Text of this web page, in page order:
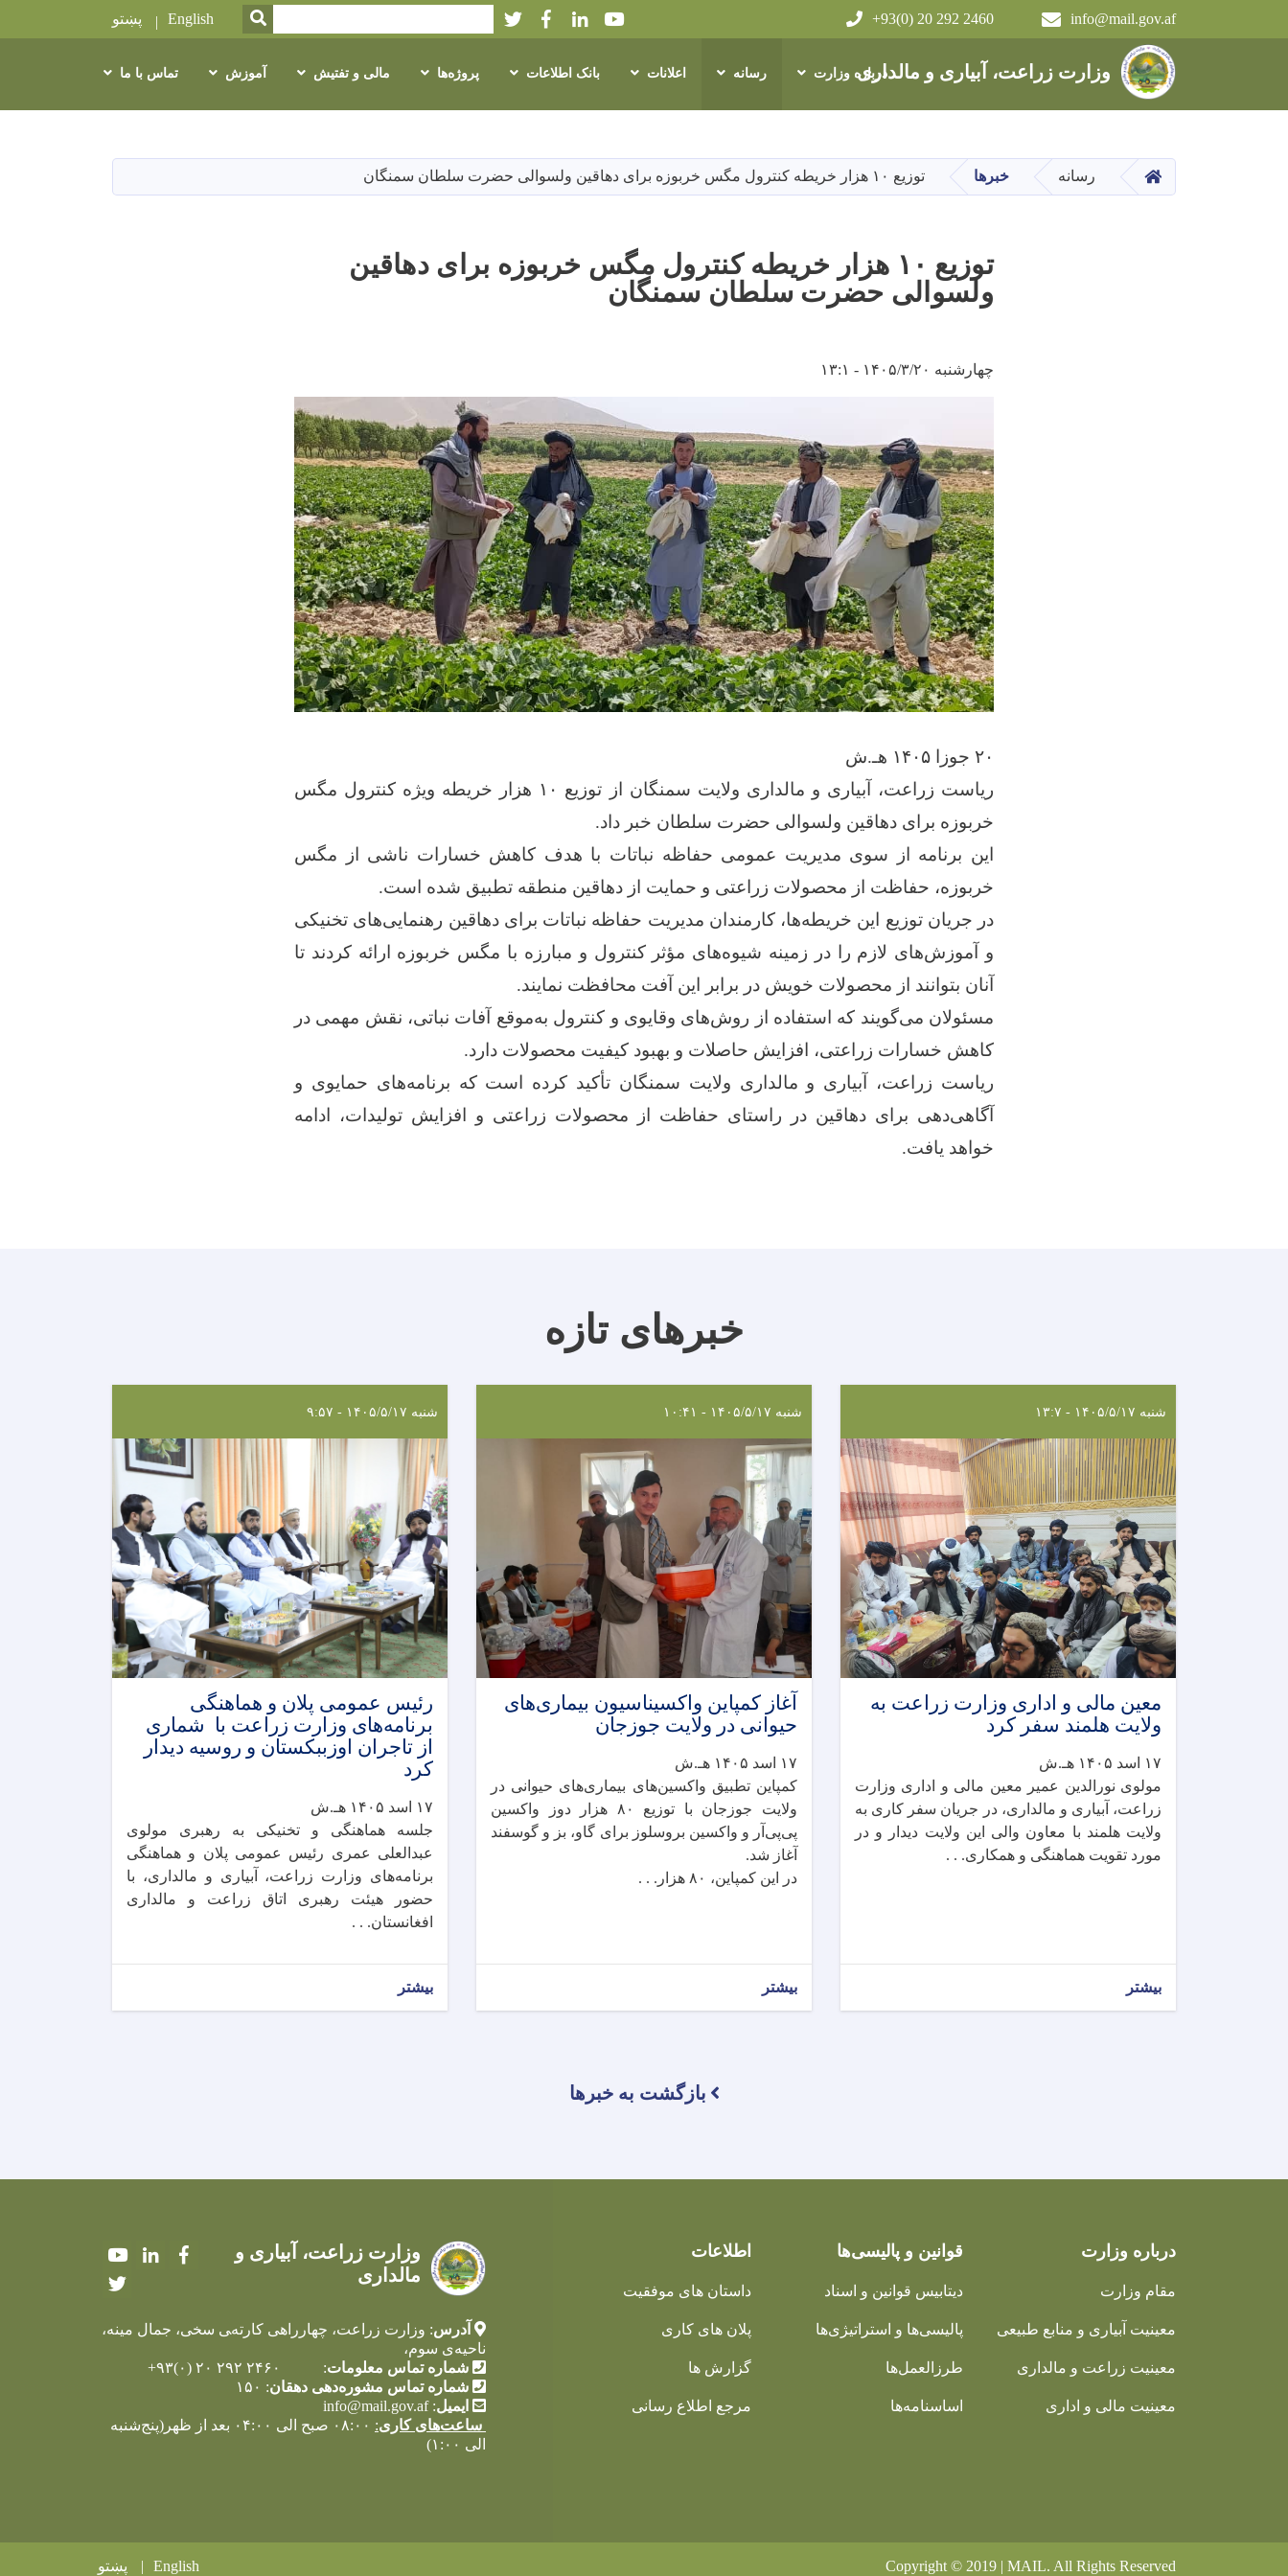
main
content
وزارت زراعت، آبیاری و مالداری
info@mail.gov.af
+93(0) 20 292 2460
Youtube
LinkedIn
Facebook
Twitter
Search
SEARCH
English پښتو
Main navigation
درباره وزارت رسانه اعلانات بانک اطلاعات پروژه‌ها مالی و تفتیش آموزش تماس با ما
HOME رسانه خبرها توزیع ۱۰ هزار خریطه کنترول مگس خربوزه برای دهاقین ولسوالی حضرت سلطان سمنگان
توزیع ۱۰ هزار خریطه کنترول مگس خربوزه برای دهاقین
ولسوالی حضرت سلطان سمنگان
چهارشنبه ۱۴۰۵/۳/۲۰ - ۱۳:۱
۲۰ جوزا ۱۴۰۵ هـ.ش
ریاست زراعت، آبیاری و مالداری ولایت سمنگان از توزیع ۱۰ هزار خریطه ویژه کنترول مگس
خربوزه برای دهاقین ولسوالی حضرت سلطان خبر داد.
این برنامه از سوی مدیریت عمومی حفاظه نباتات با هدف کاهش خسارات ناشی از مگس
خربوزه، حفاظت از محصولات زراعتی و حمایت از دهاقین منطقه تطبیق شده است.
در جریان توزیع این خریطه‌ها، کارمندان مدیریت حفاظه نباتات برای دهاقین رهنمایی‌های تخنیکی
و آموزش‌های لازم را در زمینه شیوه‌های مؤثر کنترول و مبارزه با مگس خربوزه ارائه کردند تا
آنان بتوانند از محصولات خویش در برابر این آفت محافظت نمایند.
مسئولان می‌گویند که استفاده از روش‌های وقایوی و کنترول به‌موقع آفات نباتی، نقش مهمی در
کاهش خسارات زراعتی، افزایش حاصلات و بهبود کیفیت محصولات دارد.
ریاست زراعت، آبیاری و مالداری ولایت سمنگان تأکید کرده است که برنامه‌های حمایوی و
آگاهی‌دهی برای دهاقین در راستای حفاظت از محصولات زراعتی و افزایش تولیدات، ادامه
خواهد یافت.
خبرهای تازه
شنبه ۱۴۰۵/۵/۱۷ - ۱۳:۷
معین مالی و اداری وزارت زراعت به
ولایت هلمند سفر کرد
۱۷ اسد ۱۴۰۵ هـ.ش
مولوی نورالدین عمیر معین مالی و اداری وزارت
زراعت، آبیاری و مالداری، در جریان سفر کاری به
ولایت هلمند با معاون والی این ولایت دیدار و در
مورد تقویت هماهنگی و همکاری. . .
بیشتر
شنبه ۱۴۰۵/۵/۱۷ - ۱۰:۴۱
آغاز کمپاین واکسیناسیون بیماری‌های
حیوانی در ولایت جوزجان
۱۷ اسد ۱۴۰۵ هـ.ش
کمپاین تطبیق واکسین‌های بیماری‌های حیوانی در
ولایت جوزجان با توزیع ۸۰ هزار دوز واکسین
پی‌پی‌آر و واکسین بروسلوز برای گاو، بز و گوسفند
آغاز شد.
در این کمپاین، ۸۰ هزار. . .
بیشتر
شنبه ۱۴۰۵/۵/۱۷ - ۹:۵۷
رئیس عمومی پلان و هماهنگی
برنامه‌های وزارت زراعت با شماری
از تاجران اوزببکستان و روسیه دیدار
کرد
۱۷ اسد ۱۴۰۵ هـ.ش
جلسه هماهنگی و تخنیکی به رهبری مولوی
عبدالعلی عمری رئیس عمومی پلان و هماهنگی
برنامه‌های وزارت زراعت، آبیاری و مالداری، با
حضور هیئت رهبری اتاق زراعت و مالداری
افغانستان. . .
بیشتر
بازگشت به خبرها
درباره وزارت
مقام وزارت
معینیت آبیاری و منابع طبیعی
معینیت زراعت و مالداری
معینیت مالی و اداری
قوانین و پالیسی‌ها
دیتابیس قوانین و اسناد
پالیسی‌ها و استراتیژی‌ها
طرزالعمل‌ها
اساسنامه‌ها
اطلاعات
داستان های موفقیت
پلان های کاری
گزارش ها
مرجع اطلاع رسانی
وزارت زراعت، آبیاری و
مالداری
YoutubeLinkedInFacebook
آدرس: وزارت زراعت، چهارراهی کارته‌‍ی سخی، جمال مینه،
ناحیه‌ی سوم،
شماره تماس معلومات: ۲۴۶۰ ۲۹۲ ۲۰ (۰)۹۳+
شماره تماس مشوره‌دهی دهقان: ۱۵۰
ایمیل:
info@mail.gov.af
ساعت‌های کاری:
۰۸:۰۰ صبح الی ۰۴:۰۰ بعد از ظهر(پنج‌شنبه
الی ۱:۰۰)
Copyright © 2019 | MAIL. All Rights Reserved
English پښتو